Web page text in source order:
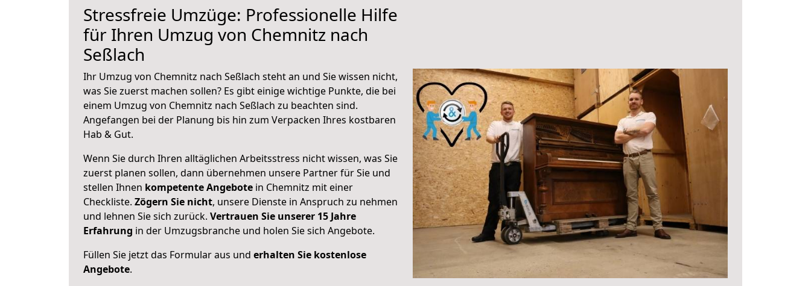
Stressfreie Umzüge: Professionelle Hilfe
für Ihren Umzug von Chemnitz nach
Seßlach
Ihr Umzug von Chemnitz nach Seßlach steht an und Sie wissen nicht,
was Sie zuerst machen sollen? Es gibt einige wichtige Punkte, die bei
einem Umzug von Chemnitz nach Seßlach zu beachten sind.
Angefangen bei der Planung bis hin zum Verpacken Ihres kostbaren
Hab & Gut.
Wenn Sie durch Ihren alltäglichen Arbeitsstress nicht wissen, was Sie
zuerst planen sollen, dann übernehmen unsere Partner für Sie und
stellen Ihnen kompetente Angebote in Chemnitz mit einer
Checkliste. Zögern Sie nicht, unsere Dienste in Anspruch zu nehmen
und lehnen Sie sich zurück. Vertrauen Sie unserer 15 Jahre
Erfahrung in der Umzugsbranche und holen Sie sich Angebote.
Füllen Sie jetzt das Formular aus und erhalten Sie kostenlose
Angebote.